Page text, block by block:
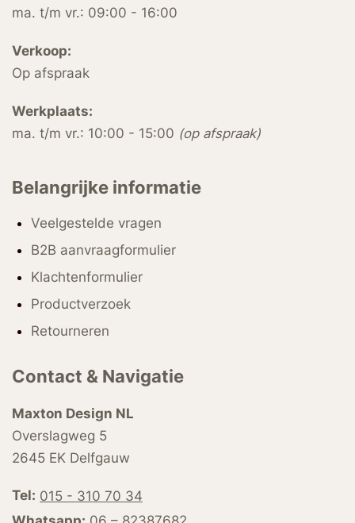
ma. t/m vr.: 09:00 - 16:00
Verkoop:
Op afspraak
Werkplaats:
ma. t/m vr.: 10:00 - 15:00 (op afspraak)
Belangrijke informatie
Veelgestelde vragen
B2B aanvraagformulier
Klachtenformulier
Productverzoek
Retourneren
Contact & Navigatie
Maxton Design NL
Overslagweg 5
2645 EK Delfgauw
Tel: 015 - 310 70 34